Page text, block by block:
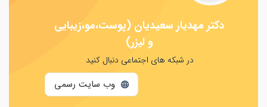
دکتر مهدیار سعیدیان (پوست،مو،زیبایی
و لیزر)
در شبکه های اجتماعی دنبال کنید
وب سایت رسمی